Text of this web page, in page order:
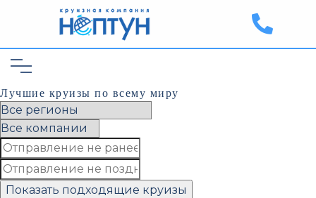
Лучшие круизы по всему миру
Показать подходящие круизы